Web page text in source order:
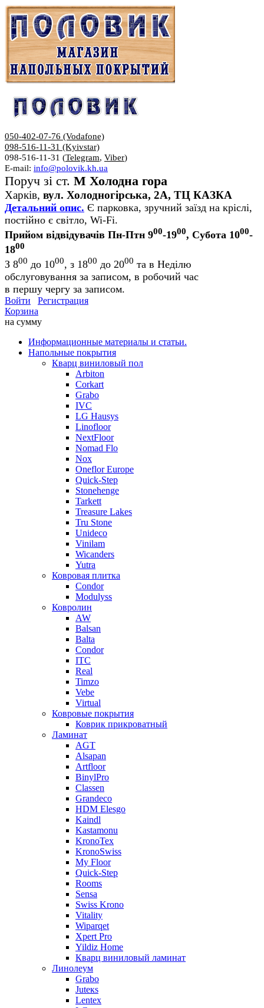
050-402-07-76 (Vodafone)
098-516-11-31 (Kyivstar)
098-516-11-31 (Telegram, Viber)
E-mail: info@polovik.kh.ua
Поруч зі ст. М Холодна гора
Харків, вул. Холодногірська, 2А, ТЦ КАЗКА
Детальний опис. Є парковка, зручний заїзд на кріслі,
постійно є світло, Wi-Fi.
Прийом відвідувачів Пн-Птн 900-1900, Субота 1000-
1800
З 800 до 1000, з 1800 до 2000 та в Неділю
обслуговування за записом, в робочий час
в першу чергу за записом.
Войти
Регистрация
Корзина
на сумму
Информационные материалы и статьи.
Напольные покрытия
Кварц виниловый пол
Arbiton
Corkart
Grabo
IVC
LG Hausys
Linofloor
NextFloor
Nomad Flo
Nox
Oneflor Europe
Quick-Step
Stonehenge
Tarkett
Treasure Lakes
Tru Stone
Unideco
Vinilam
Wicanders
Yutra
Ковровая плитка
Condor
Modulyss
Ковролин
AW
Balsan
Balta
Condor
ITC
Real
Timzo
Vebe
Virtual
Ковровые покрытия
Коврик прикроватный
Ламинат
AGT
Alsapan
Artfloor
BinylPro
Classen
Grandeco
HDM Elesgo
Kaindl
Kastamonu
KronoTex
KronoSwiss
My Floor
Quick-Step
Rooms
Sensa
Swiss Krono
Vitality
Wiparqet
Xpert Pro
Yildiz Home
Кварц виниловый ламинат
Линолеум
Grabo
Juteкs
Lentex